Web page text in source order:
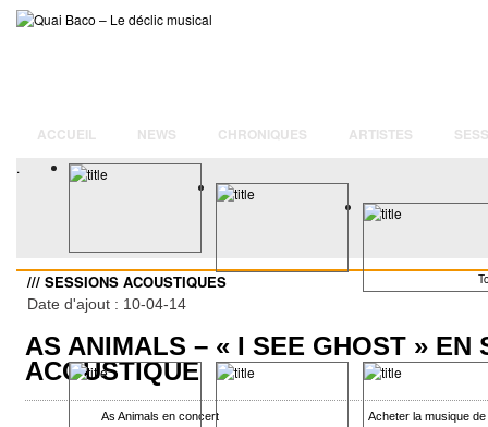
ACCUEIL NEWS CHRONIQUES ARTISTES
.
/// SESSIONS ACOUSTIQUES
Date d'ajout : 10-04-14
AS ANIMALS – « I SEE GHOST » EN
ACOUSTIQUE
As Animals en concert Acheter la musique